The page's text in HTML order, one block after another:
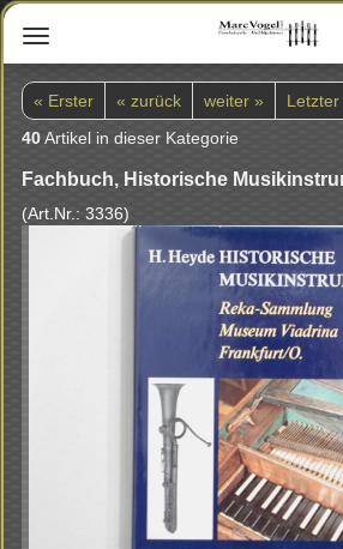
« Erster « zurück weiter »
Letzter
40Artikel in dieser Kategorie
Fach­buch, His­to­ri­sche
(Art.Nr.: 3336)